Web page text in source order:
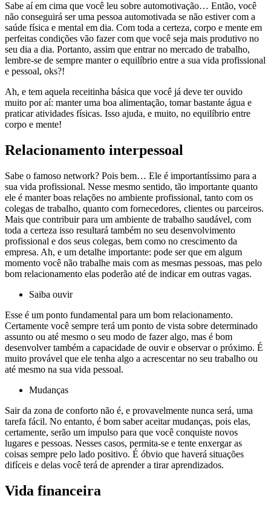
Sabe aí em cima que você leu sobre automotivação… Então, você
não conseguirá ser uma pessoa automotivada se não estiver com a
saúde física e mental em dia. Com toda a certeza, corpo e mente em
perfeitas condições vão fazer com que você seja mais produtivo no
seu dia a dia. Portanto, assim que entrar no mercado de trabalho,
lembre-se de sempre manter o equilíbrio entre a sua vida profissional
e pessoal, oks?!
Ah, e tem aquela receitinha básica que você já deve ter ouvido
muito por aí: manter uma boa alimentação, tomar bastante água e
praticar atividades físicas. Isso ajuda, e muito, no equilíbrio entre
corpo e mente!
Relacionamento interpessoal
Sabe o famoso network? Pois bem… Ele é importantíssimo para a
sua vida profissional. Nesse mesmo sentido, tão importante quanto
ele é manter boas relações no ambiente profissional, tanto com os
colegas de trabalho, quanto com fornecedores, clientes ou parceiros.
Mais que contribuir para um ambiente de trabalho saudável, com
toda a certeza isso resultará também no seu desenvolvimento
profissional e dos seus colegas, bem como no crescimento da
empresa. Ah, e um detalhe importante: pode ser que em algum
momento você não trabalhe mais com as mesmas pessoas, mas pelo
bom relacionamento elas poderão até de indicar em outras vagas.
Saiba ouvir
Esse é um ponto fundamental para um bom relacionamento.
Certamente você sempre terá um ponto de vista sobre determinado
assunto ou até mesmo o seu modo de fazer algo, mas é bom
desenvolver também a capacidade de ouvir e observar o próximo. É
muito provável que ele tenha algo a acrescentar no seu trabalho ou
até mesmo na sua vida pessoal.
Mudanças
Sair da zona de conforto não é, e provavelmente nunca será, uma
tarefa fácil. No entanto, é bom saber aceitar mudanças, pois elas,
certamente, serão um impulso para que você conquiste novos
lugares e pessoas. Nesses casos, permita-se e tente enxergar as
coisas sempre pelo lado positivo. É óbvio que haverá situações
difíceis e delas você terá de aprender a tirar aprendizados.
Vida financeira